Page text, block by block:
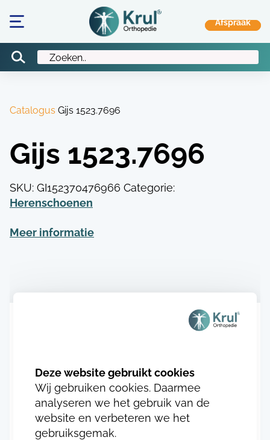
Catalogus Gijs 1523.7696
Gijs 1523.7696
SKU: GI152370476966 Categorie:
Herenschoenen
Meer informatie
SKU
GI1523704769610,
GI1523704769610,5,
GI1523704769611,
GI1523704769611,5,
Wij gebruiken cookies. Daarmee
analyseren we het gebruik van de
website en verbeteren we het
gebruiksgemak.